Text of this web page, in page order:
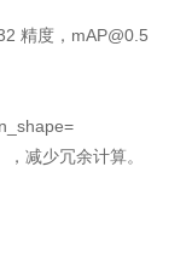
精度，mAP@0.5
减少冗余计算。